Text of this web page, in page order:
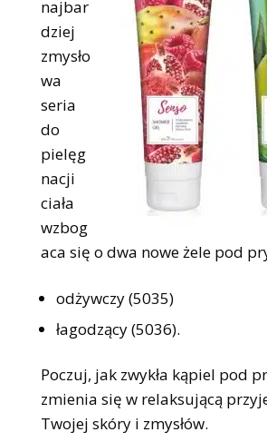
najbar
dziej
zmysło
wa
seria
do
pielęg
nacji
ciała
wzbog
aca się o dwa nowe żele pod
odżywczy (5035)
łagodzący (5036).
Poczuj, jak zwykła kąpiel pod
zmienia się w relaksującą
Twojej skóry i zmysłów.